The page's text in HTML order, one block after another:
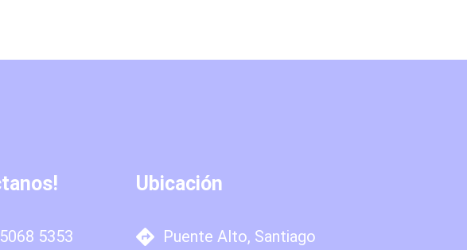
5353
Ubicación
Puente Alto, Santiago